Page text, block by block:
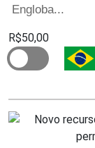
Engloba...
R$50,00